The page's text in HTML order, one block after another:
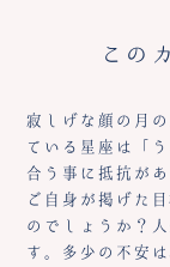
この
寂しげな顔の月
ている星座は「
合う事に抵抗が
ご自身が掲げた
のでしょうか？
す。多少の不安